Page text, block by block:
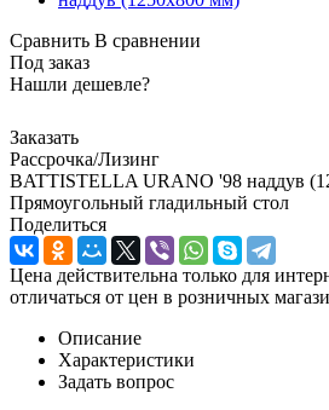
Сравнить В сравнении
Под заказ
Нашли дешевле?
Заказать
Рассрочка/Лизинг
BATTISTELLA URANO '98 наддув
Прямоугольный гладильный стол
Поделиться
Цена действительна только для
отличаться от цен в розничных
Описание
Характеристики
Задать вопрос